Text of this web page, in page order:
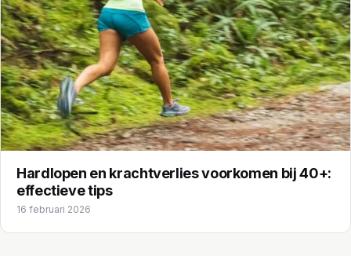
Hardlopen en krachtverlies voorkomen bij 40+:
effectieve tips
16 februari 2026